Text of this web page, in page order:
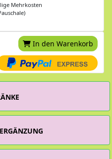
Mehrkosten
In den Warenkorb